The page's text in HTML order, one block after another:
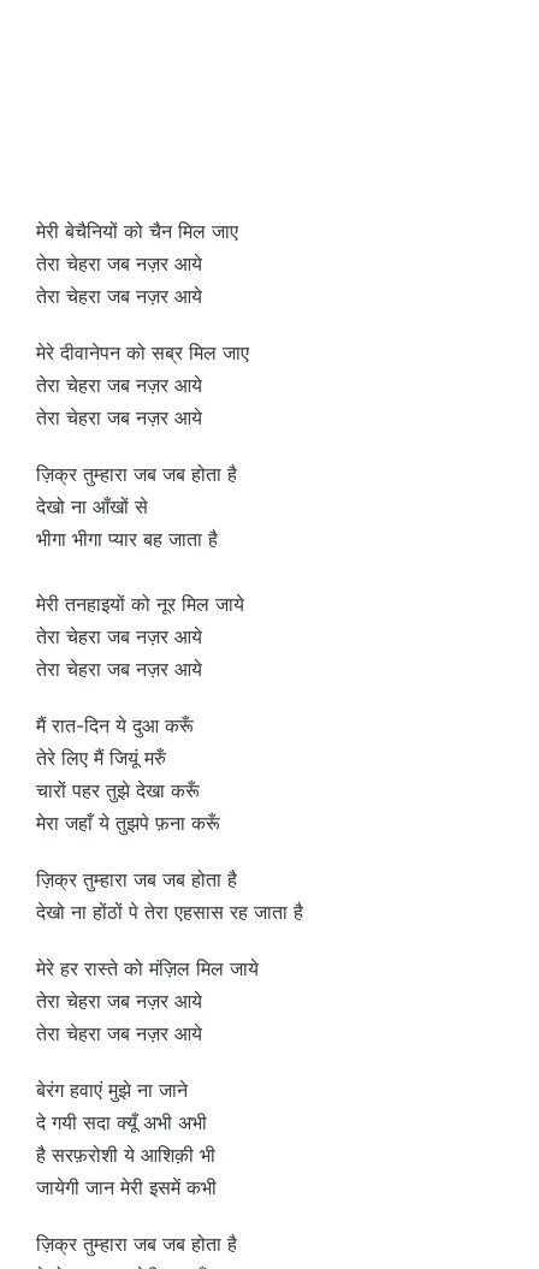
मेरी बेचैनियों को चैन मिल जाए
तेरा चेहरा जब नज़र आये
तेरा चेहरा जब नज़र आये
मेरे दीवानेपन को सब्र मिल जाए
तेरा चेहरा जब नज़र आये
तेरा चेहरा जब नज़र आये
ज़िक्र तुम्हारा जब जब होता है
देखो ना आँखों से
भीगा भीगा प्यार बह जाता है
मेरी तनहाइयों को नूर मिल जाये
तेरा चेहरा जब नज़र आये
तेरा चेहरा जब नज़र आये
मैं रात-दिन ये दुआ करूँ
तेरे लिए मैं जियूं मरुँ
चारों पहर तुझे देखा करूँ
मेरा जहाँ ये तुझपे फ़ना करूँ
ज़िक्र तुम्हारा जब जब होता है
देखो ना होंठों पे तेरा एहसास रह जाता है
मेरे हर रास्ते को मंज़िल मिल जाये
तेरा चेहरा जब नज़र आये
तेरा चेहरा जब नज़र आये
बेरंग हवाएं मुझे ना जाने
दे गयी सदा क्यूँ अभी अभी
है सरफ़रोशी ये आशिक़ी भी
जायेगी जान मेरी इसमें कभी
ज़िक्र तुम्हारा जब जब होता है